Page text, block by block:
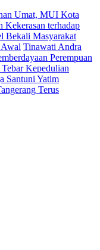
Umat, MUI Kota
Kekerasan terhadap
Bekali Masyarakat
Tinawati Andra
Perempuan
Kepedulian
Santuni Yatim
Terus